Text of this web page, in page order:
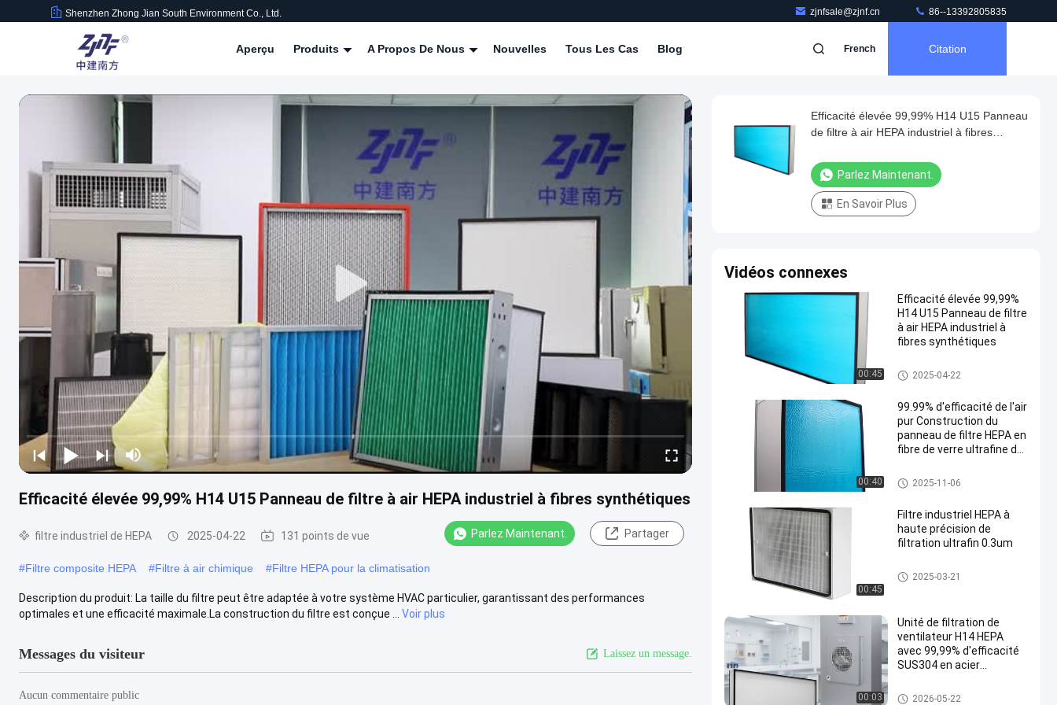
Shenzhen Zhong Jian South Environment Co., Ltd. zjnfsale@zjnf.cn 86--13392805835
Aperçu Produits A Propos De Nous Nouvelles Tous Les Cas Blog French Citation
Efficacité élevée 99,99% H14 U15 Panneau de filtre à air HEPA industriel à fibres synthétiques
filtre industriel de HEPA 2025-04-22 131 points de vue Parlez Maintenant. Partager
#Filtre composite HEPA #Filtre à air chimique #Filtre HEPA pour la climatisation
Description du produit: La taille du filtre peut être adaptée à votre système HVAC particulier, garantissant des performances
optimales et une efficacité maximale.La construction du filtre est conçue ...
Voir plus
Messages du visiteur Laissez un message.
Aucun commentaire public
Efficacité élevée 99,99% H14 U15 Panneau
de filtre à air HEPA industriel à fibres
Parlez Maintenant.
En Savoir Plus
Vidéos connexes
00:45
Efficacité élevée 99,99%
H14 U15 Panneau de filtre
à air HEPA industriel à
fibres synthétiques
filtre industriel de HEPA
2025-04-22
00:40
99.99% d'efficacité de l'air
pur Construction du
panneau de filtre HEPA en
fibre de verre ultrafine de
Filtre à air de HEPA
2025-11-06
00:45
Filtre industriel HEPA à
haute précision de
filtration ultrafin 0.3um
filtre industriel de HEPA
2025-03-21
00:03
Unité de filtration de
ventilateur H14 HEPA
avec 99,99% d'efficacité
SUS304 en acier
trois vitesses pour salles
Unité de filtrage de fan de FFU
2026-05-22